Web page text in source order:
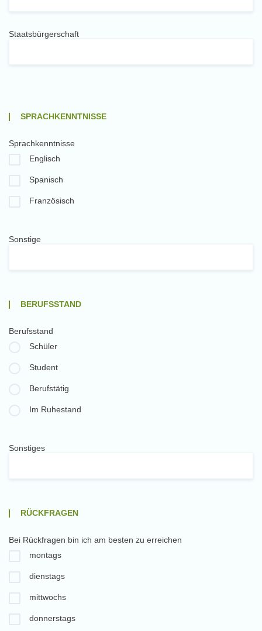
Staatsbürgerschaft
SPRACHKENNTNISSE
Sprachkenntnisse
Englisch
Spanisch
Französisch
Sonstige
BERUFSSTAND
Berufsstand
Schüler
Student
Berufstätig
Im Ruhestand
Sonstiges
RÜCKFRAGEN
Bei Rückfragen bin ich am besten zu erreichen
montags
dienstags
mittwochs
donnerstags